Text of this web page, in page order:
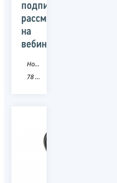
подписи
рассмотрят
на
вебинаре
Новость
78 Санкт-Петербург